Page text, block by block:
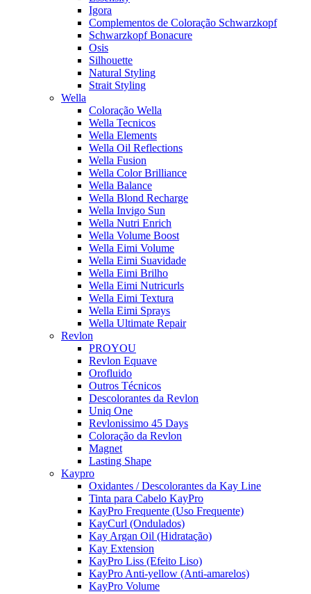
Igora
Complementos de Coloração Schwarzkopf
Schwarzkopf Bonacure
Osis
Silhouette
Natural Styling
Strait Styling
Wella
Coloração Wella
Wella Tecnicos
Wella Elements
Wella Oil Reflections
Wella Fusion
Wella Color Brilliance
Wella Balance
Wella Blond Recharge
Wella Invigo Sun
Wella Nutri Enrich
Wella Volume Boost
Wella Eimi Volume
Wella Eimi Suavidade
Wella Eimi Brilho
Wella Eimi Nutricurls
Wella Eimi Textura
Wella Eimi Sprays
Wella Ultimate Repair
Revlon
PROYOU
Revlon Equave
Orofluido
Outros Técnicos
Descolorantes da Revlon
Uniq One
Revlonissimo 45 Days
Coloração da Revlon
Magnet
Lasting Shape
Kaypro
Oxidantes / Descolorantes da Kay Line
Tinta para Cabelo KayPro
KayPro Frequente (Uso Frequente)
KayCurl (Ondulados)
Kay Argan Oil (Hidratação)
Kay Extension
KayPro Liss (Efeito Liso)
KayPro Anti-yellow (Anti-amarelos)
KayPro Volume